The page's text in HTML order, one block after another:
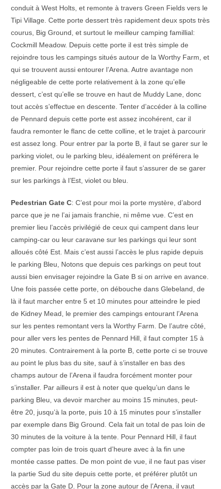
conduit à West Holts, et remonte à travers Green Fields vers le
Tipi Village. Cette porte dessert très rapidement deux spots très
courus, Big Ground, et surtout le meilleur camping famillial:
Cockmill Meadow. Depuis cette porte il est très simple de
rejoindre tous les campings situés autour de la Worthy Farm, et
qui se trouvent aussi entourer l’Arena. Autre avantage non
négligeable de cette porte relativement à la zone qu’elle
dessert, c’est qu’elle se trouve en haut de Muddy Lane, donc
tout accès s’effectue en descente. Tenter d’accéder à la colline
de Pennard depuis cette porte est assez incohérent, car il
faudra remonter le flanc de cette colline, et le trajet à parcourir
est assez long. Pour entrer par la porte B, il faut se garer sur le
parking violet, ou le parking bleu, idéalement on préférera le
premier. Pour rejoindre cette porte il faut s’assurer de se garer
sur les parkings à l’Est, violet ou bleu.
Pedestrian Gate C: C’est pour moi la porte mystère, d’abord
parce que je ne l’ai jamais franchie, ni même vue. C’est en
premier lieu l’accès privilégié de ceux qui campent dans leur
camping-car ou leur caravane sur les parkings qui leur sont
alloués côté Est. Mais c’est aussi l’accès le plus rapide depuis
le parking Bleu, Notons que depuis ces parkings on peut tout
aussi bien envisager rejoindre la Gate B si on arrive en avance.
Une fois passée cette porte, on débouche dans Glebeland, de
là il faut marcher entre 5 et 10 minutes pour atteindre le pied
de Kidney Mead, le premier des campings entourant l’Arena
sur les pentes remontant vers la Worthy Farm. De l’autre côté,
pour aller vers les pentes de Pennard Hill, il faut compter 15 à
20 minutes. Contrairement à la porte B, cette porte ci se trouve
au point le plus bas du site, sauf à s’installer en bas des
champs autour de l’Arena il faudra forcément monter pour
s’installer. Par ailleurs il est à noter que quelqu’un dans le
parking Bleu, va devoir marcher au moins 15 minutes, peut-
être 20, jusqu’à la porte, puis 10 à 15 minutes pour s’installer
par exemple dans Big Ground. Cela fait un total de pas loin de
30 minutes de la voiture à la tente. Pour Pennard Hill, il faut
compter pas loin de trois quart d’heure avec à la fin une
montée casse pattes. De mon point de vue, il ne faut pas viser
la partie Sud du site depuis cette porte, et préférer plutôt un
accès par la Gate D. Pour la zone autour de l’Arena, il vaut